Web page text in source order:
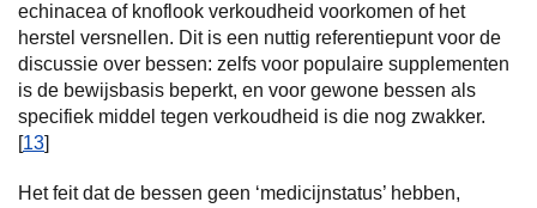
echinacea of knoflook verkoudheid voorkomen of het
herstel versnellen. Dit is een nuttig referentiepunt voor de
discussie over bessen: zelfs voor populaire supplementen
is de bewijsbasis beperkt, en voor gewone bessen als
specifiek middel tegen verkoudheid is die nog zwakker.
[13]
Het feit dat de bessen geen ‘medicijnstatus’ hebben,